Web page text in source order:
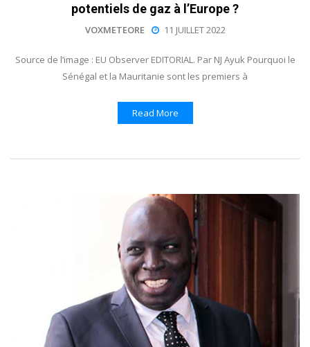
potentiels de gaz à l’Europe ?
VOXMETEORE 11 JUILLET 2022
Source de l’image : EU Observer EDITORIAL. Par NJ Ayuk Pourquoi le
Sénégal et la Mauritanie sont les premiers à
Read More